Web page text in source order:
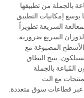
بالجملة من تطبيقها
يوسع إمكانيات التطبيق
السريعة تطويراً
السريع ضرورية.
الأسطح المصبوغة مع
يتيح النطاق
المُباعة بالجملة
مع الت